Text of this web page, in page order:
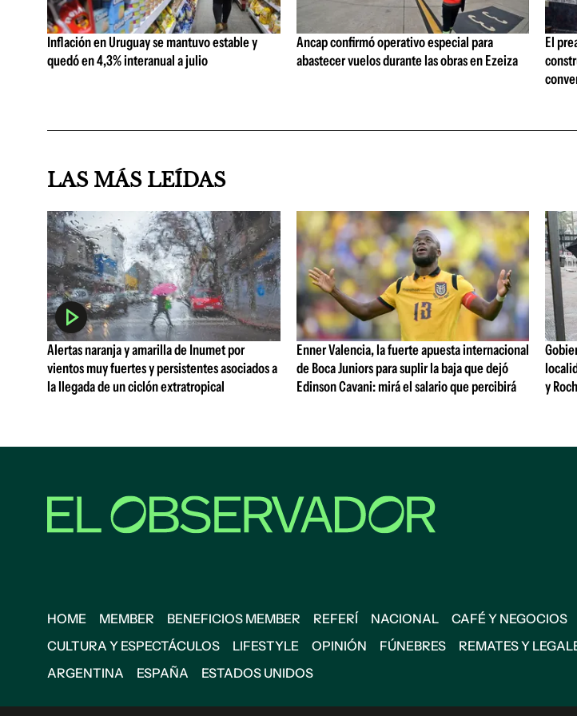
Inflación en Uruguay se mantuvo estable y
quedó en 4,3% interanual a julio
Ancap confirmó operativo especial para
abastecer vuelos durante las obras en Ezeiza
El
LAS MÁS LEÍDAS
Alertas naranja y amarilla de Inumet por
vientos muy fuertes y persistentes asociados a
la llegada de un ciclón extratropical
Enner Valencia, la fuerte apuesta internacional
de Boca Juniors para suplir la baja que dejó
Edinson Cavani: mirá el salario que percibirá
y
HOME MEMBER BENEFICIOS MEMBER REFERÍ NACIONAL CAFÉ Y NEGOCIOS
CULTURA Y ESPECTÁCULOS
LIFESTYLE OPINIÓN FÚNEBRES REMATES Y
ARGENTINA
ESPAÑA ESTADOS UNIDOS